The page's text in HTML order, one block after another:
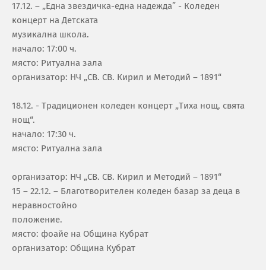
17.12. – „Една звездичка-една надежда” - Коледен
концерт на Детската
музикална школа.
начало: 17:00 ч.
място: Ритуална зала
организатор: НЧ „СВ. СВ. Кирил и Методий – 1891“
18.12. - Традиционен коледен концерт „Тиха нощ, свята
нощ“.
начало: 17:30 ч.
място: Ритуална зала
организатор: НЧ „СВ. СВ. Кирил и Методий – 1891“
15 – 22.12. – Благотворителен коледен базар за деца в
неравностойно
положение.
място: фоайе на Община Кубрат
организатор: Община Кубрат